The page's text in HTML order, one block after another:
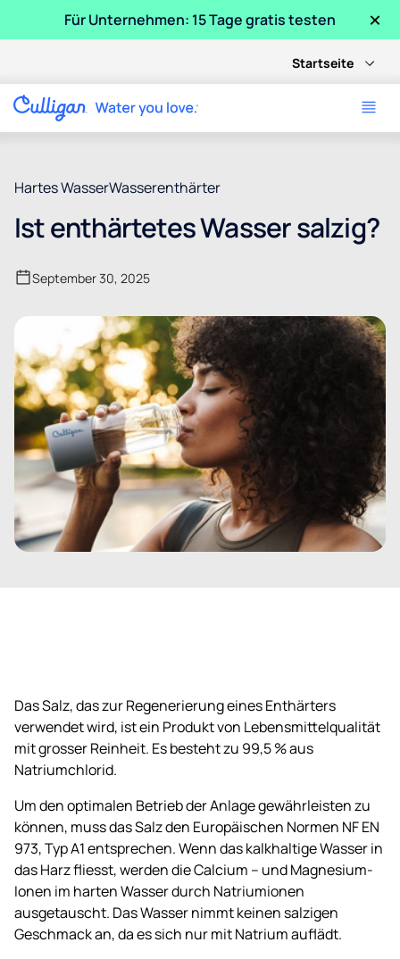
Für Unternehmen: 15 Tage gratis testen ×
Startseite
Hartes WasserWasserenthärter
Ist enthärtetes Wasser salzig?
September 30, 2025
Das Salz, das zur Regenerierung eines Enthärters
verwendet wird, ist ein Produkt von Lebensmittelqualität
mit grosser Reinheit. Es besteht zu 99,5 % aus
Natriumchlorid.
Um den optimalen Betrieb der Anlage gewährleisten zu
können, muss das Salz den Europäischen Normen NF EN
973, Typ A1 entsprechen. Wenn das kalkhaltige Wasser in
das Harz fliesst, werden die Calcium – und Magnesium-
Ionen im harten Wasser durch Natriumionen
ausgetauscht. Das Wasser nimmt keinen salzigen
Geschmack an, da es sich nur mit Natrium auflädt.